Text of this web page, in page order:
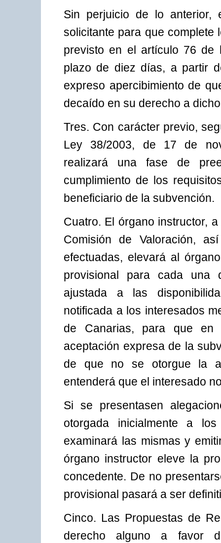
Sin perjuicio de lo anterior,
solicitante para que complete
previsto en el artículo 76 de
plazo de diez días, a partir
expreso apercibimiento de
decaído en su derecho a
Tres. Con carácter previo,
Ley 38/2003, de 17 de
realizará una fase de
cumplimiento de los
beneficiario de la subvención.
Cuatro. El órgano instructor,
Comisión de Valoración,
efectuadas, elevará al
provisional para cada una
ajustada a las
notificada a los interesados
de Canarias, para que
aceptación expresa de la
de que no se otorgue la
entenderá que el interesado
Si se presentasen
otorgada inicialmente a
examinará las mismas y
órgano instructor eleve la
concedente. De no
provisional pasará a ser
Cinco. Las Propuestas de
derecho alguno a favor